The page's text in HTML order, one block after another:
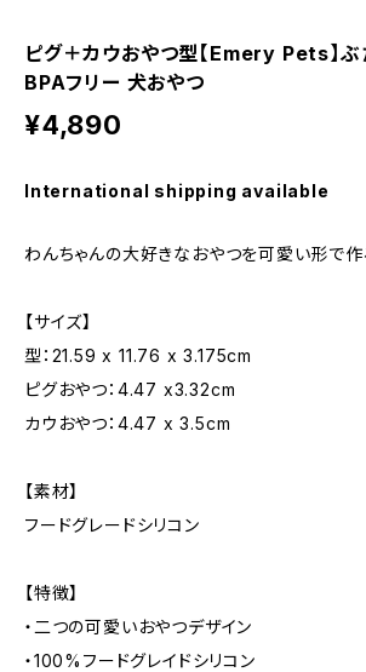
ピグ＋カウおやつ型【Emery Pets】
BPAフリー 犬おやつ
¥4,890
International shipping available
わんちゃんの大好きなおやつを可愛い形で作
【サイズ】
型：21.59 x 11.76 x 3.175cm
ピグおやつ：4.47 x3.32cm
カウおやつ：4.47 x 3.5cm
【素材】
フードグレードシリコン
【特徴】
・二つの可愛いおやつデザイン
・100%フードグレイドシリコン